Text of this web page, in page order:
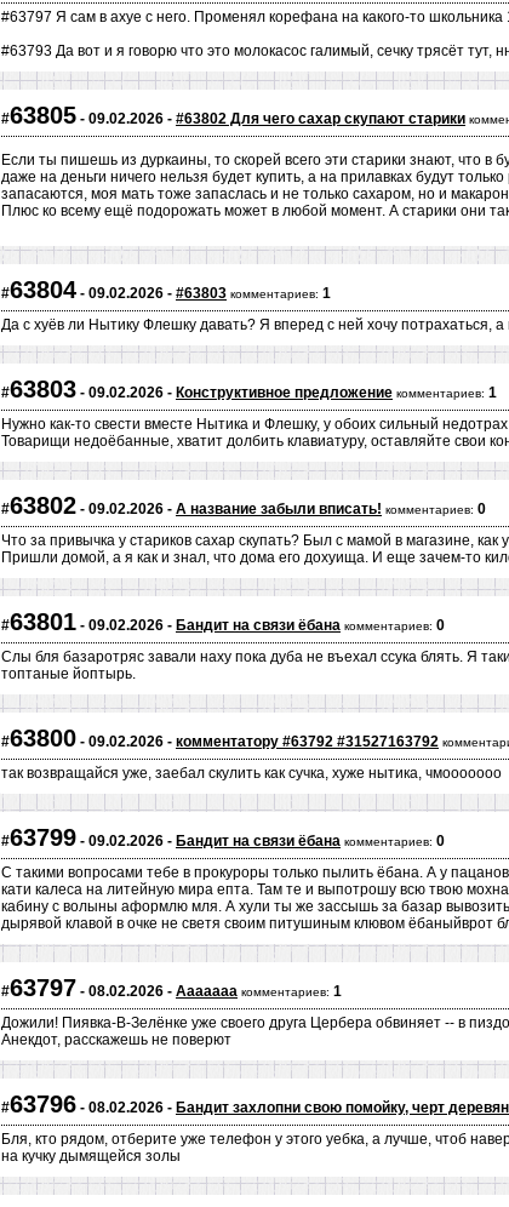
#63797 Я сам в ахуе с него. Променял корефана на какого-то школьника
#63793 Да вот и я говорю что это молокасос галимый, сечку трясёт
#63805 - 09.02.2026 - #63802 Для чего сахар скупают старики
Если ты пишешь из дуркаины, то скорей всего эти старики знают, что в
даже на деньги ничего нельзя будет купить, а на прилавках будут
запасаются, моя мать тоже запаслась и не только сахаром, но и
Плюс ко всему ещё подорожать может в любой момент. А старики они
#63804 - 09.02.2026 - #63803 комментариев: 1
Да с хуёв ли Нытику Флешку давать? Я вперед с ней хочу потрахаться,
#63803 - 09.02.2026 - Конструктивное предложение комментариев: 1
Нужно как-то свести вместе Нытика и Флешку, у обоих сильный
Товарищи недоёбанные, хватит долбить клавиатуру, оставляйте свои
#63802 - 09.02.2026 - А название забыли вписать! комментариев: 0
Что за привычка у стариков сахар скупать? Был с мамой в магазине,
Пришли домой, а я как и знал, что дома его дохуища. И еще зачем-то
#63801 - 09.02.2026 - Бандит на связи ёбана комментариев: 0
Слы бля базаротряс завали наху пока дуба не въехал ccука блять. Я
топтаные йоптырь.
#63800 - 09.02.2026 - комментатору #63792 #31527163792
так возвращайся уже, заебал скулить как сучка, хуже нытика, чмооооооо
#63799 - 09.02.2026 - Бандит на связи ёбана комментариев: 0
C такими вопросами тебе в прокуроры только пылить ёбана. А у
кати калеса на литейную мира епта. Там те и выпотрошу всю твою
кабину с волыны аформлю мля. А хули ты же зассышь за базар
дырявой клавой в очке не светя своим питушиным клювом ёбаныйврот
#63797 - 08.02.2026 - Ааааааа комментариев: 1
Дожили! Пиявка-В-Зелёнке уже своего друга Цербера обвиняет -- в
Анекдот, расскажешь не поверют
#63796 - 08.02.2026 - Бандит захлопни свою помойку, черт
Бля, кто рядом, отберите уже телефон у этого уебка, а лучше, чтоб
на кучку дымящейся золы